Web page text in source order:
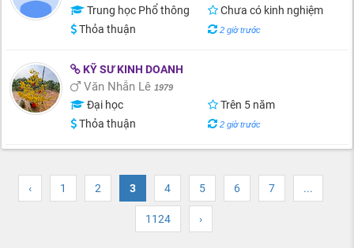
Trung học Phổ thông
Chưa có kinh nghiệm
Thỏa thuận
2 giờ trước
KỸ SƯ KINH DOANH
Văn Nhẫn Lê 1979
Đại học
Trên 5 năm
Thỏa thuận
2 giờ trước
‹ 1 2 3 4 5 6 7 ...
1124 ›